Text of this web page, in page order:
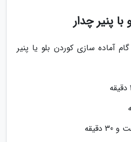
پنیر چدار
آماده سازی کوردن بلو یا پنیر